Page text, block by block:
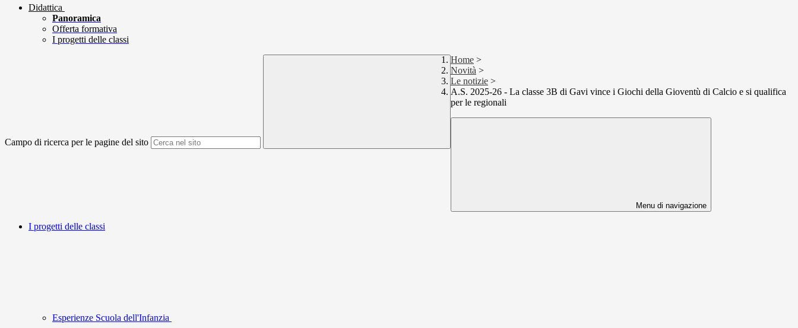
Didattica
Panoramica
Offerta formativa
I progetti delle classi
Campo di ricerca per le pagine del sito
Home >
Novità >
Le notizie >
A.S. 2025-26 - La classe 3B di Gavi vince i Giochi della Gioventù di Calcio e si qualifica
per le regionali
Menu di navigazione
I progetti delle classi
Esperienze Scuola dell'Infanzia